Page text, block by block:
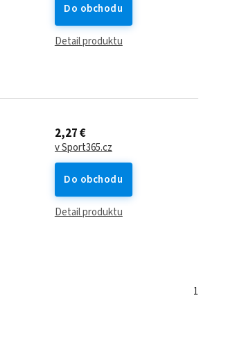
Do obchodu
Detail produktu
2,27 €
v Sport365.cz
Do obchodu
Detail produktu
1